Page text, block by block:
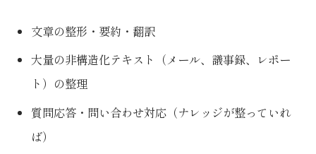
文章の整形・要約・翻訳
大量の非構造化テキスト（メール、議事録、レポー
ト）の整理
質問応答・問い合わせ対応（ナレッジが整っていれ
ば）